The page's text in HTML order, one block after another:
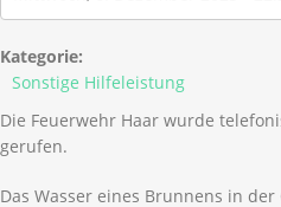
Kategorie:
Sonstige Hilfeleistung
Die Feuerwehr Haar wurde
gerufen.
Das Wasser eines Brunnens in